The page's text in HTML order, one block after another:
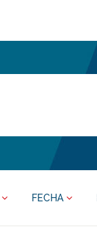
FECHA